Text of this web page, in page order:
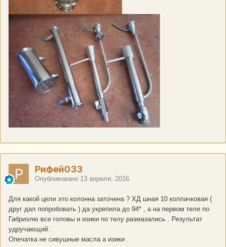
Рифей033
Опубликовано 13 апреля, 2016
Для какой цели это колонна заточена ? ХД шная 10 колпачковая (
друг дал попробовать ) да укрепила до 94* , а на первом теле по
Габриэлю все головы и изики по телу размазались . Результат
удручающий .
Опечатка не сивушные масла а изики .